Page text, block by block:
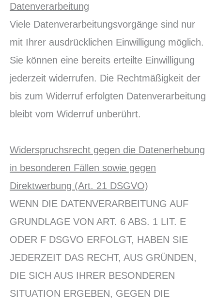
Datenverarbeitung
Viele Datenverarbeitungsvorgänge sind nur
mit Ihrer ausdrücklichen Einwilligung möglich.
Sie können eine bereits erteilte Einwilligung
jederzeit widerrufen. Die Rechtmäßigkeit der
bis zum Widerruf erfolgten Datenverarbeitung
bleibt vom Widerruf unberührt.
Widerspruchsrecht gegen die Datenerhebung
in besonderen Fällen sowie gegen
Direktwerbung (Art. 21 DSGVO)
WENN DIE DATENVERARBEITUNG AUF
GRUNDLAGE VON ART. 6 ABS. 1 LIT. E
ODER F DSGVO ERFOLGT, HABEN SIE
JEDERZEIT DAS RECHT, AUS GRÜNDEN,
DIE SICH AUS IHRER BESONDEREN
SITUATION ERGEBEN, GEGEN DIE